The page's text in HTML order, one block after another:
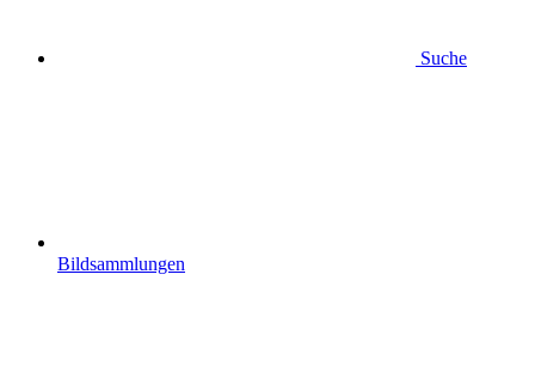
Suche
Bildsammlungen